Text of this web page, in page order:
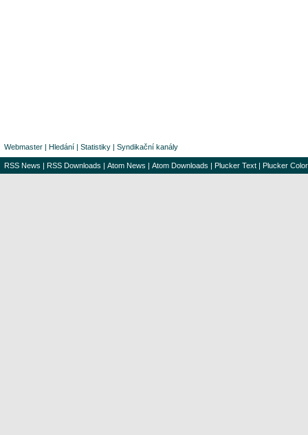
Webmaster | Hledání | Statistiky | Syndikační kanály
RSS News | RSS Downloads | Atom News | Atom Downloads | Plucker Text | Plucker Color